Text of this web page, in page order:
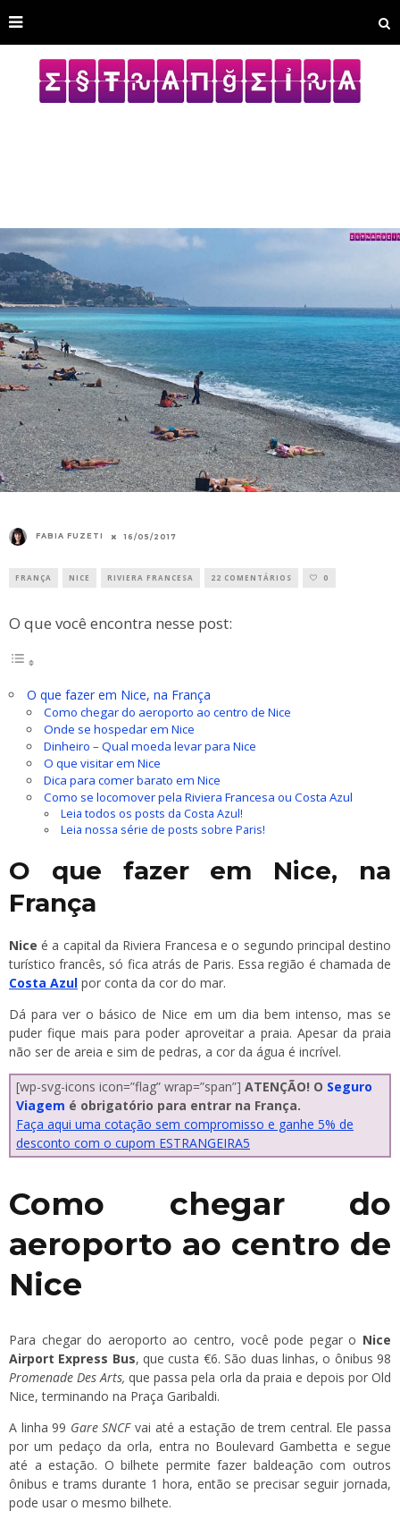
FABIA FUZETI 16/05/2017
FRANÇA NICE RIVIERA FRANCESA 22 COMENTÁRIOS 0
O que você encontra nesse post:
O que fazer em Nice, na França
Como chegar do aeroporto ao centro de Nice
Onde se hospedar em Nice
Dinheiro – Qual moeda levar para Nice
O que visitar em Nice
Dica para comer barato em Nice
Como se locomover pela Riviera Francesa ou Costa Azul
Leia todos os posts da Costa Azul!
Leia nossa série de posts sobre Paris!
O que fazer em Nice, na
França
Nice é a capital da Riviera Francesa e o segundo principal destino
turístico francês, só fica atrás de Paris. Essa região é chamada de
Costa Azul por conta da cor do mar.
Dá para ver o básico de Nice em um dia bem intenso, mas se
puder fique mais para poder aproveitar a praia. Apesar da praia
não ser de areia e sim de pedras, a cor da água é incrível.
[wp-svg-icons icon=”flag” wrap=”span”] ATENÇÃO! O Seguro
Viagem é obrigatório para entrar na França.
Faça aqui uma cotação sem compromisso e ganhe 5% de
desconto com o cupom ESTRANGEIRA5
Como chegar do
aeroporto ao centro de
Nice
Para chegar do aeroporto ao centro, você pode pegar o Nice
Airport Express Bus, que custa €6. São duas linhas, o ônibus 98
Promenade Des Arts, que passa pela orla da praia e depois por Old
Nice, terminando na Praça Garibaldi.
A linha 99 Gare SNCFvai até a estação de trem central. Ele passa
por um pedaço da orla, entra no Boulevard Gambetta e segue
até a estação. O bilhete permite fazer baldeação com outros
ônibus e trams durante 1 hora, então se precisar seguir jornada,
pode usar o mesmo bilhete.